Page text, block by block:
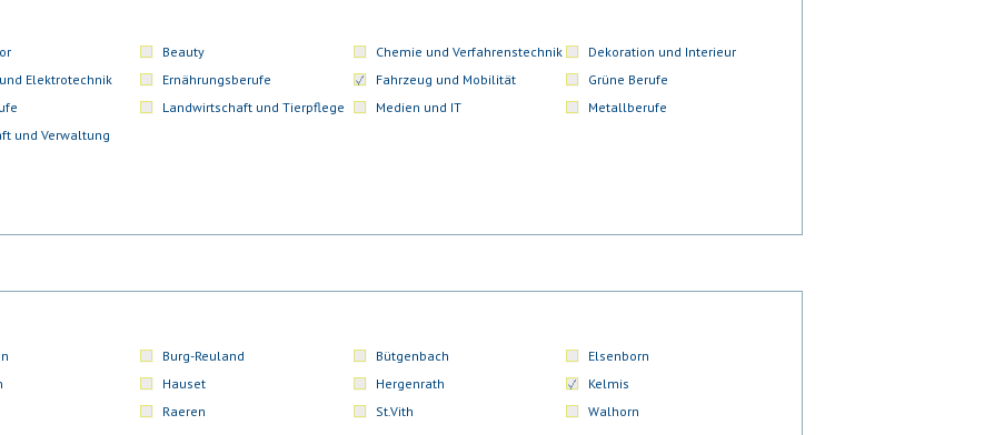
Beauty Chemie und Verfahrenstechnik
Dekoration und Interieur
Elektrotechnik Ernährungsberufe Fahrzeug und Mobilität
Grüne Berufe
Landwirtschaft und Tierpflege Medien und IT
Metallberufe
und Verwaltung
Burg-Reuland Bütgenbach
Elsenborn
Hauset Hergenrath
Kelmis
Raeren St.Vith Walhorn